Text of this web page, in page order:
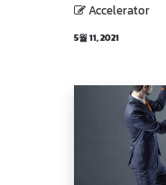
Accelerator
5월 11, 2021